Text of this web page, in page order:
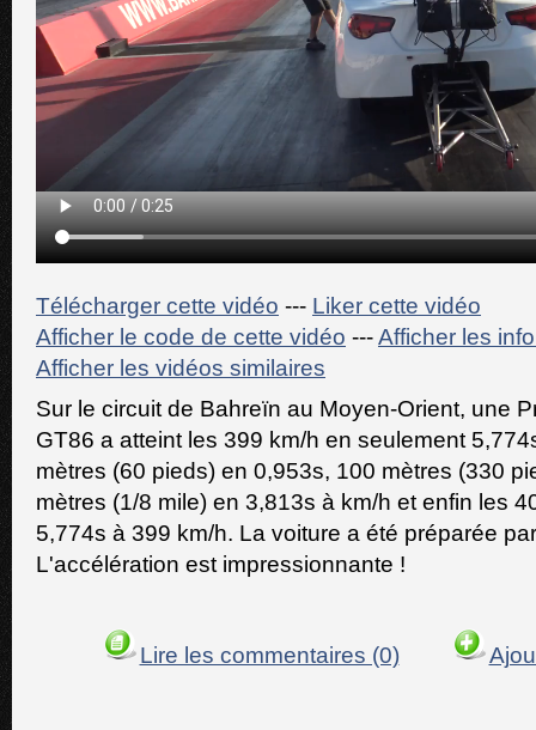
Télécharger cette vidéo --- Liker cette vidéo
Afficher le code de cette vidéo ---Afficher les
Afficher les vidéos similaires
Sur le circuit de Bahreïn au Moyen-Orient, une
GT86 a atteint les 399 km/h en seulement
mètres (60 pieds) en 0,953s, 100 mètres (330
mètres (1/8 mile) en 3,813s à km/h et enfin les
5,774s à 399 km/h. La voiture a été préparée
L'accélération est impressionnante !
Lire les commentaires (0)